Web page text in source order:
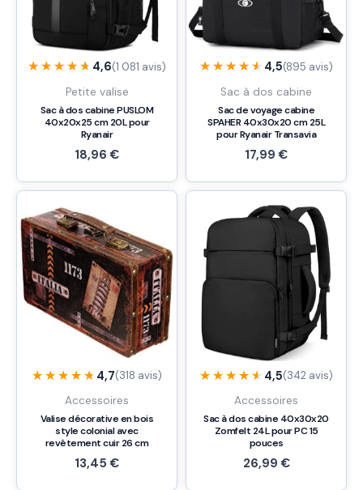
★★★★★
★★★★★ 4,6(1 081 avis)
Petite valise
Sac à dos cabine PUSLOM
40x20x25 cm 20L pour
Ryanair
18,96€
★★★★★
★★★★★ 4,5(895 avis)
Sac à dos cabine
Sac de voyage cabine
SPAHER 40x30x20 cm 25L
pour Ryanair Transavia
17,99€
★★★★★
★★★★★ 4,7(318 avis)
Accessoires
Valise décorative en bois
style colonial avec
revêtement cuir 26 cm
13,45€
★★★★★
★★★★★ 4,5(342 avis)
Accessoires
Sac à dos cabine 40x30x20
Zomfelt 24L pour PC 15
pouces
26,99€